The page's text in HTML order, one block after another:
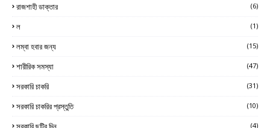
রাজশাহী ডাক্তার (6)
ল (1)
লম্বা হবার জন্য (15)
শারীরিক সমস্যা (47)
সরকারি চাকরি (31)
সরকারি চাকরির প্রস্তুতি (10)
(4)